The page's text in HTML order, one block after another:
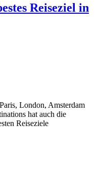
Reiseziel in
London, Amsterdam
hat auch die
Reiseziele